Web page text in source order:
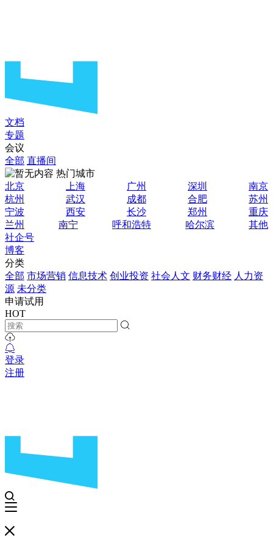
文档
专题
会议
全部 直播间
热门城市
北京
上海 广州 深圳
南京
杭州
武汉 成都 合肥
苏州
宁波
西安 长沙 郑州
重庆
兰州
南宁 呼和浩特 哈尔滨
其他
社企号
博客
分类
全部 市场营销 信息技术 创业投资 社会人文 财务财经 人力资
源 未分类
申请试用
HOT
登录
注册